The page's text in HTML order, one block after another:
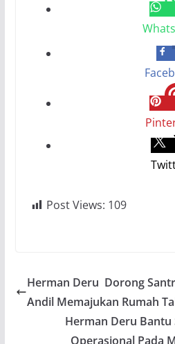
Post Views: 109
Herman Deru Dorong
Andil Memajukan Rumah
Herman Deru Bantu
Operasional Pada